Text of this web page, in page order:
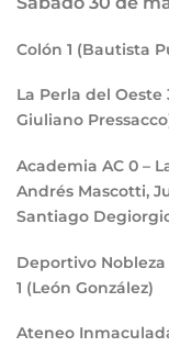
Colón 1 (Bautista
La Perla del Oeste
Giuliano
Academia AC 0 –
Andrés Mascotti,
Santiago
Deportivo Nobleza
1 (León González)
Ateneo